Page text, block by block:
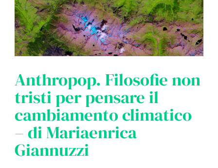
Anthropop. Filosofie non
tristi per pensare il
cambiamento climatico
– di Mariaenrica
Giannuzzi